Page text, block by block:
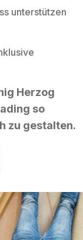
unterstützen
Herzog
so
zu gestalten.